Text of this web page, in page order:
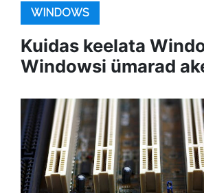
WINDOWS
Kuidas keelata
Windowsi ümarad